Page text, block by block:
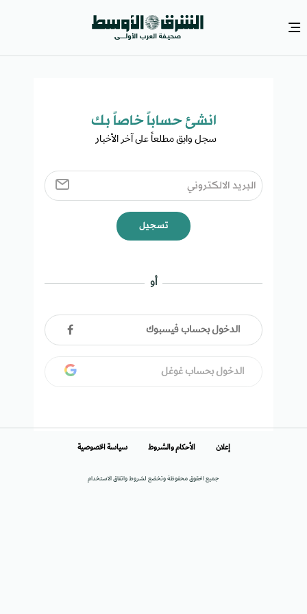
انشئ حساباً خاصاً بك​
سجل وابق مطلعاً على آخر الأخبار ​
تسجيل
أو
الدخول بحساب فيسبوك
الدخول بحساب غوغل
جميع الحقوق محفوظة وتخضع لشروط واتفاق الاستخدام
إعلان الأحكام والشروط سياسة الخصوصية